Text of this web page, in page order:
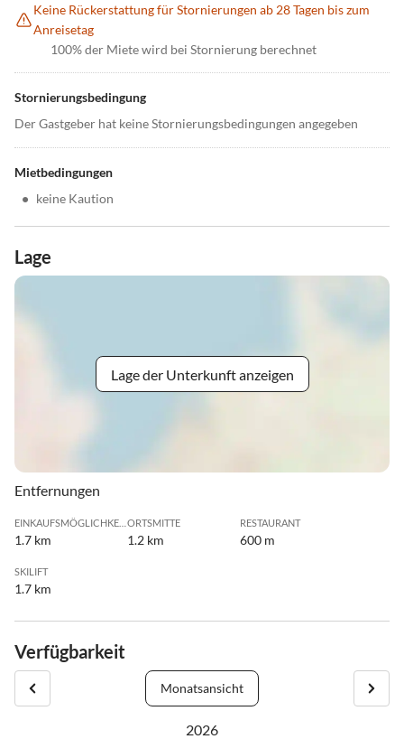
Keine Rückerstattung für Stornierungen ab 28 Tagen bis zum
Anreisetag
100% der Miete wird bei Stornierung berechnet
Stornierungsbedingung
Der Gastgeber hat keine Stornierungsbedingungen angegeben
Mietbedingungen
• keine Kaution
Lage
Lage der Unterkunft anzeigen
Entfernungen
1.7 km
ORTSMITTE
1.2 km
RESTAURANT
600 m
SKILIFT
1.7 km
Verfügbarkeit
Monatsansicht
2026